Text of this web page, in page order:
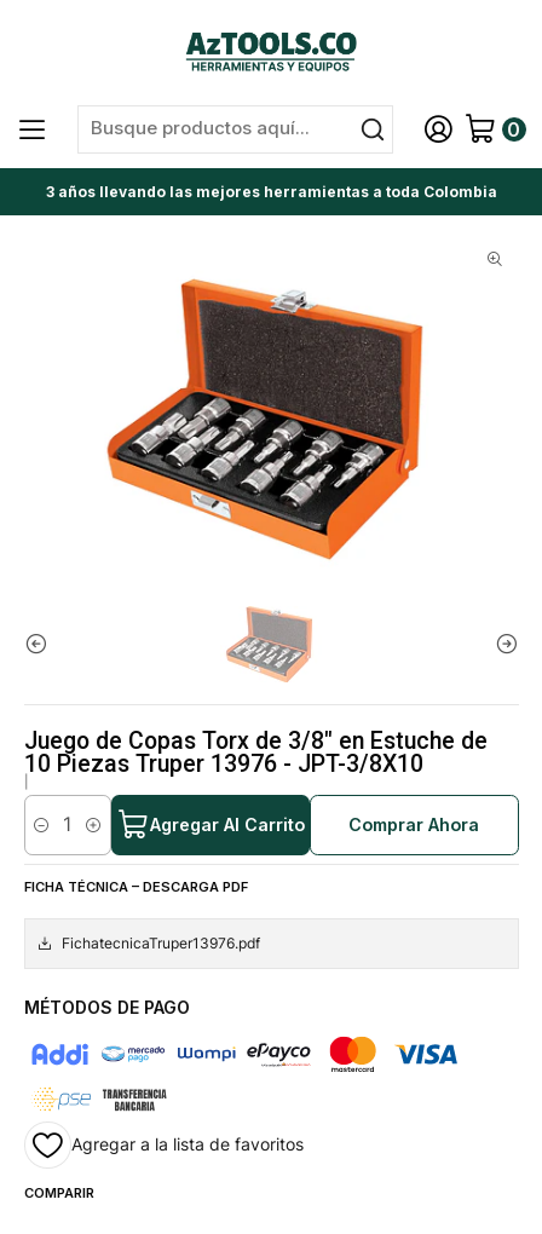
0
3 años llevando las mejores herramientas a toda Colombia
Juego de Copas Torx de 3/8" en Estuche de
10 Piezas Truper 13976 - JPT-3/8X10
Cantidad
Agregar Al Carrito Comprar Ahora
FICHA TÉCNICA – DESCARGA PDF
FichatecnicaTruper13976.pdf
MÉTODOS DE PAGO
Agregar a la lista de favoritos
COMPARIR